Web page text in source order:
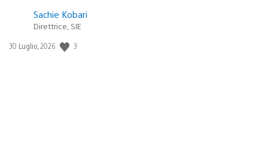
Sachie Kobari
Direttrice, SIE
Data
30 Luglio, 2026 3